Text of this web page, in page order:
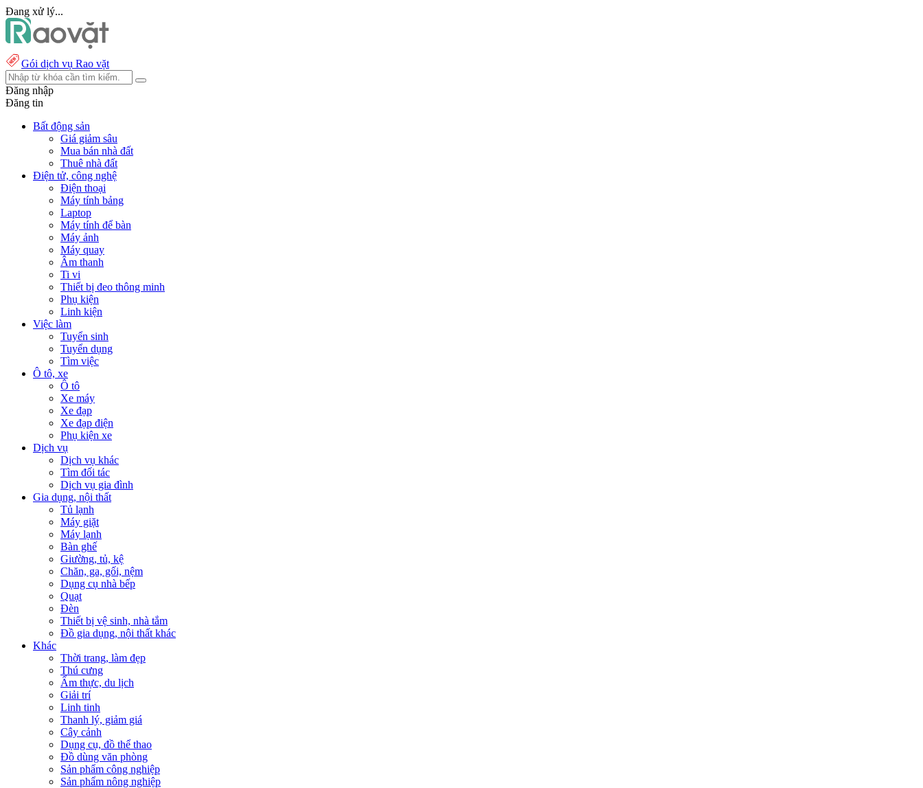
Đang xử lý...
Gói dịch vụ Rao vặt
Đăng nhập
Đăng tin
Bất động sản
Giá giảm sâu
Mua bán nhà đất
Thuê nhà đất
Điện tử, công nghệ
Điện thoại
Máy tính bảng
Laptop
Máy tính để bàn
Máy ảnh
Máy quay
Âm thanh
Ti vi
Thiết bị đeo thông minh
Phụ kiện
Linh kiện
Việc làm
Tuyển sinh
Tuyển dụng
Tìm việc
Ô tô, xe
Ô tô
Xe máy
Xe đạp
Xe đạp điện
Phụ kiện xe
Dịch vụ
Dịch vụ khác
Tìm đối tác
Dịch vụ gia đình
Gia dụng, nội thất
Tủ lạnh
Máy giặt
Máy lạnh
Bàn ghế
Giường, tủ, kệ
Chăn, ga, gối, nệm
Dụng cụ nhà bếp
Quạt
Đèn
Thiết bị vệ sinh, nhà tắm
Đồ gia dụng, nội thất khác
Khác
Thời trang, làm đẹp
Thú cưng
Ẩm thực, du lịch
Giải trí
Linh tinh
Thanh lý, giảm giá
Cây cảnh
Dụng cụ, đồ thể thao
Đồ dùng văn phòng
Sản phẩm công nghiệp
Sản phẩm nông nghiệp